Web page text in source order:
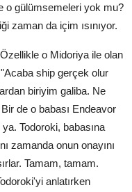
o gülümsemeleri yok mu?
zaman da içim ısınıyor.
o Midoriya ile olan
ship gerçek olur
biriyim galiba. Ne
de o babası Endeavor
Todoroki, babasına
zamanda onun onayını
Tamam, tamam.
anlatırken